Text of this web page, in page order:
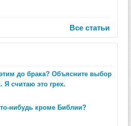
Все статьи
до брака? Объясните выбор
Я считаю это грех.
нибудь кроме Библии?